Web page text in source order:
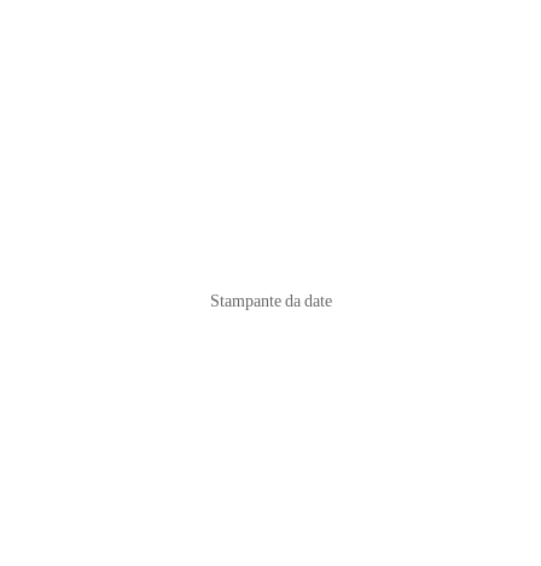
Stampante da date